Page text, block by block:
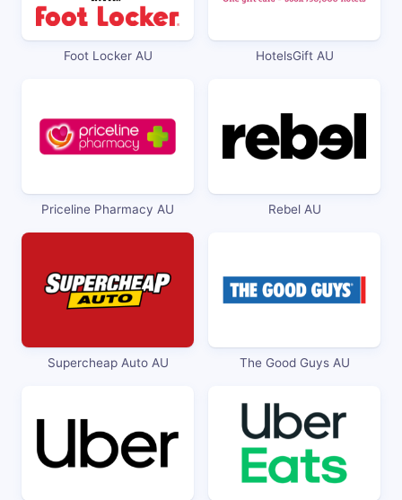
Foot Locker AU HotelsGift AU
Priceline Pharmacy AU Rebel AU
Supercheap Auto AU The Good Guys AU